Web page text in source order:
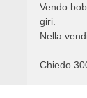
Vendo
giri.
Nella
Chiedo